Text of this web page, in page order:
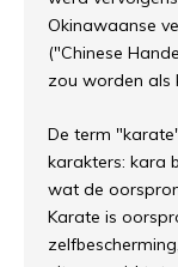
Okinawaanse
("Chinese
zou worden als
De term
karakters: kara
wat de
Karate is